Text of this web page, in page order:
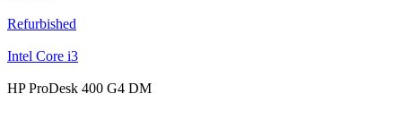
Refurbished
Intel Core i3
HP ProDesk 400 G4 DM